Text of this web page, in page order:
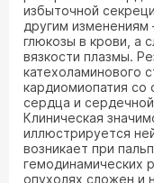
избыточной
другим
глюкозы в крови, а
вязкости плазмы.
катехоламинового
кардиомиопатия со
сердца и
Клиническая
иллюстрируется
возникает при
гемодинамических
опухолях сложен и